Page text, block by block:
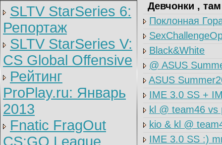
SLTV StarSeries 6:
Репортаж
SLTV StarSeries V:
CS Global Offensive
Рейтинг
ProPlay.ru: Январь
2013
Fnatic FragOut
CS:GO League
Девчонки ,
Поклонная
Black&White
@ ASUS
ASUS
IME 3.0 SS +
kl @ team46 vs
kio & kl @
IME 3.0 SS :)